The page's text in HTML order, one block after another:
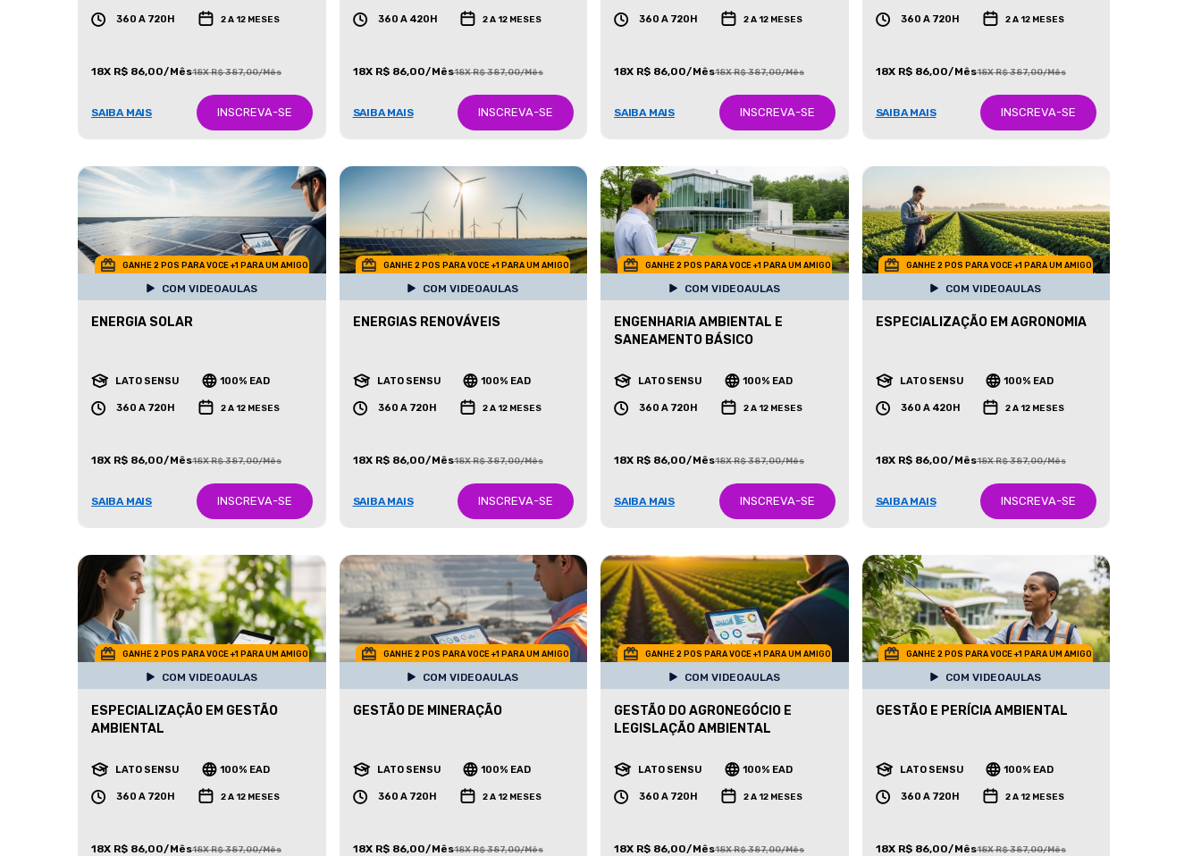
360 A 720H 2 A 12 MESES
18X R$ 86,00/Mês18X R$ 387,00/Mês
SAIBA MAIS INSCREVA-SE
360 A 420H 2 A 12 MESES
18X R$ 86,00/Mês18X R$ 387,00/Mês
SAIBA MAIS INSCREVA-SE
360 A 720H 2 A 12 MESES
18X R$ 86,00/Mês18X R$ 387,00/Mês
SAIBA MAIS INSCREVA-SE
360 A 720H 2 A 12 MESES
18X R$ 86,00/Mês18X R$ 387,00/Mês
SAIBA MAIS INSCREVA-SE
GANHE 2 POS PARA VOCE +1 PARA UM AMIGO
COM VIDEOAULAS
ENERGIA SOLAR
LATO SENSU 100% EAD
360 A 720H 2 A 12 MESES
18X R$ 86,00/Mês18X R$ 387,00/Mês
SAIBA MAIS INSCREVA-SE
GANHE 2 POS PARA VOCE +1 PARA UM AMIGO
COM VIDEOAULAS
ENERGIAS RENOVÁVEIS
LATO SENSU 100% EAD
360 A 720H 2 A 12 MESES
18X R$ 86,00/Mês18X R$ 387,00/Mês
SAIBA MAIS INSCREVA-SE
GANHE 2 POS PARA VOCE +1 PARA UM AMIGO
COM VIDEOAULAS
ENGENHARIA AMBIENTAL E
SANEAMENTO BÁSICO
LATO SENSU 100% EAD
360 A 720H 2 A 12 MESES
18X R$ 86,00/Mês18X R$ 387,00/Mês
SAIBA MAIS INSCREVA-SE
GANHE 2 POS PARA VOCE +1 PARA UM AMIGO
COM VIDEOAULAS
ESPECIALIZAÇÃO EM AGRONOMIA
LATO SENSU 100% EAD
360 A 420H 2 A 12 MESES
18X R$ 86,00/Mês18X R$ 387,00/Mês
SAIBA MAIS INSCREVA-SE
GANHE 2 POS PARA VOCE +1 PARA UM AMIGO
COM VIDEOAULAS
ESPECIALIZAÇÃO EM GESTÃO
AMBIENTAL
LATO SENSU 100% EAD
360 A 720H 2 A 12 MESES
18X R$ 86,00/Mês18X R$ 387,00/Mês
GANHE 2 POS PARA VOCE +1 PARA UM AMIGO
COM VIDEOAULAS
GESTÃO DE MINERAÇÃO
LATO SENSU 100% EAD
360 A 720H 2 A 12 MESES
18X R$ 86,00/Mês18X R$ 387,00/Mês
GANHE 2 POS PARA VOCE +1 PARA UM AMIGO
COM VIDEOAULAS
GESTÃO DO AGRONEGÓCIO E
LEGISLAÇÃO AMBIENTAL
LATO SENSU 100% EAD
360 A 720H 2 A 12 MESES
18X R$ 86,00/Mês18X R$ 387,00/Mês
GANHE 2 POS PARA VOCE +1 PARA UM AMIGO
COM VIDEOAULAS
GESTÃO E PERÍCIA AMBIENTAL
LATO SENSU 100% EAD
360 A 720H 2 A 12 MESES
18X R$ 86,00/Mês18X R$ 387,00/Mês